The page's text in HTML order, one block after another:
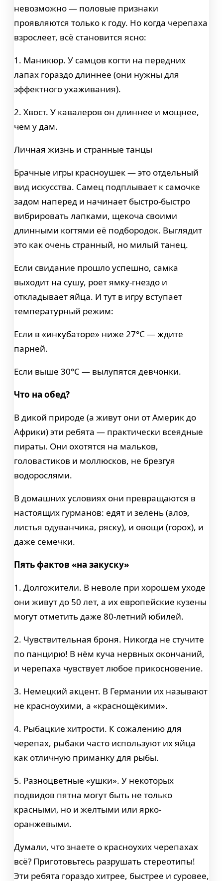
невозможно — половые признаки
проявляются только к году. Но когда черепаха
взрослеет, всё становится ясно:
1. Маникюр. У самцов когти на передних
лапах гораздо длиннее (они нужны для
эффектного ухаживания).
2. Хвост. У кавалеров он длиннее и мощнее,
чем у дам.
Личная жизнь и странные танцы
Брачные игры красноушек — это отдельный
вид искусства. Самец подплывает к самочке
задом наперед и начинает быстро-быстро
вибрировать лапками, щекоча своими
длинными когтями её подбородок. Выглядит
это как очень странный, но милый танец.
Если свидание прошло успешно, самка
выходит на сушу, роет ямку-гнездо и
откладывает яйца. И тут в игру вступает
температурный режим:
Если в «инкубаторе» ниже 27°C — ждите
парней.
Если выше 30°C — вылупятся девчонки.
Что на обед?
В дикой природе (а живут они от Америк до
Африки) эти ребята — практически всеядные
пираты. Они охотятся на мальков,
головастиков и моллюсков, не брезгуя
водорослями.
В домашних условиях они превращаются в
настоящих гурманов: едят и зелень (алоэ,
листья одуванчика, ряску), и овощи (горох), и
даже семечки.
Пять фактов «на закуску»
1. Долгожители. В неволе при хорошем уходе
они живут до 50 лет, а их европейские кузены
могут отметить даже 80-летний юбилей.
2. Чувствительная броня. Никогда не стучите
по панцирю! В нём куча нервных окончаний,
и черепаха чувствует любое прикосновение.
3. Немецкий акцент. В Германии их называют
не красноухими, а «краснощёкими».
4. Рыбацкие хитрости. К сожалению для
черепах, рыбаки часто используют их яйца
как отличную приманку для рыбы.
5. Разноцветные «ушки». У некоторых
подвидов пятна могут быть не только
красными, но и желтыми или ярко-
оранжевыми.
Думали, что знаете о красноухих черепахах
всё? Приготовьтесь разрушать стереотипы!
Эти ребята гораздо хитрее, быстрее и суровее,